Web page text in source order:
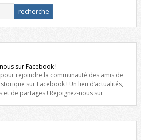
sur Facebook !
pour rejoindre la communauté des amis de
sur Facebook ! Un lieu d’actualités,
et de partages ! Rejoignez-nous sur